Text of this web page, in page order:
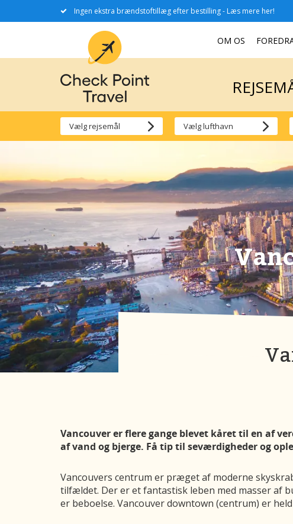
Ingen ekstra brændstoftillæg efter bestilling - Læs mere her!
OM OS
Vancouver er flere gange blevet kåret til en af
af vand og bjerge. Få tip til seværdigheder og
Vancouvers centrum er præget af moderne
tilfældet. Der er et fantastisk leben med masser af
er beboelse. Vancouver downtown (centrum) er